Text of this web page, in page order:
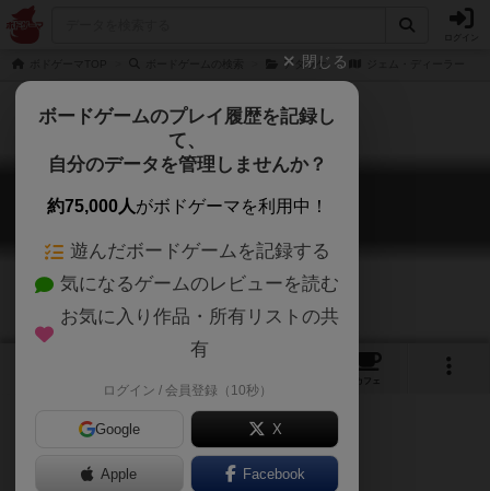
アタッケ
ジェム・ディーラー
Gem Dealer
カフェ
ご協力ください
閉じる
ボードゲームのプレイ履歴を記録し
て、
自分のデータを管理しませんか？
約75,000人がボドゲーマを利用中！
遊んだボードゲームを記録する
気になるゲームのレビューを読む
お気に入り作品・所有リストの共
有
ログイン / 会員登録（10秒）
Google X
Apple Facebook